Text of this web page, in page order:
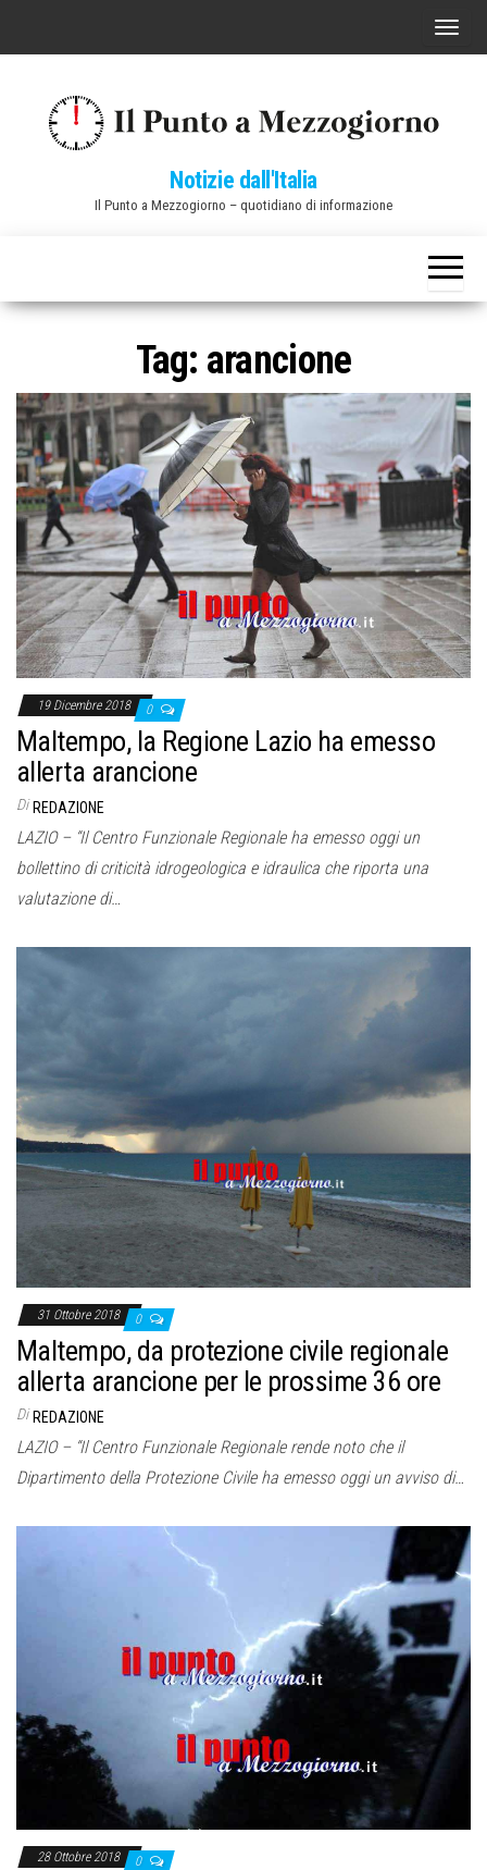
C
a
v
a
z
o
n
e
Notizie dall'Italia
Il Punto a Mezzogiorno – quotidiano di informazione
Tag: arancione
19 Dicembre 2018 0
Maltempo, la Regione Lazio ha emesso
allerta arancione
Di REDAZIONE
LAZIO – “Il Centro Funzionale Regionale ha emesso oggi un
bollettino di criticità idrogeologica e idraulica che riporta una
valutazione di…
31 Ottobre 2018 0
Maltempo, da protezione civile regionale
allerta arancione per le prossime 36 ore
Di REDAZIONE
LAZIO – “Il Centro Funzionale Regionale rende noto che il
Dipartimento della Protezione Civile ha emesso oggi un avviso di…
28 Ottobre 2018 0